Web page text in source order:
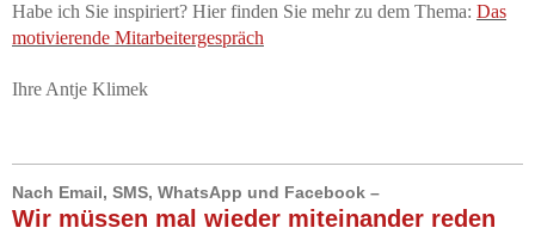
Habe ich Sie inspiriert? Hier finden Sie mehr zu dem Thema: Das
motivierende Mitarbeitergespräch
Ihre Antje Klimek
Nach Email, SMS, WhatsApp und Facebook –
Wir müssen mal wieder miteinander reden